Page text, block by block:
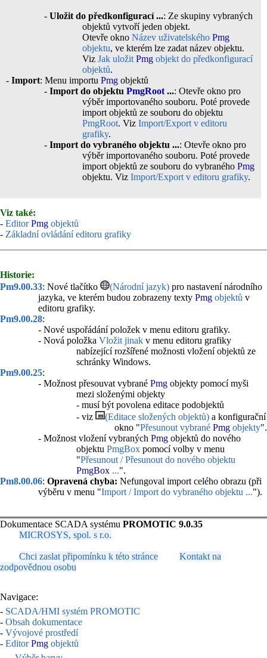
- Uložit do předkonfigurací ...: Ze skupiny vybraných
objektů vytvoří jeden objekt.
Otevře okno Název uživatelského Pmg
objektu, ve kterém lze zadat název objektu.
Viz Jak uložit Pmg objekt do předkonfigurací
objektů.
- Import: Menu importu Pmg objektů
- Import do objektu PmgRoot ...: Otevře okno pro
výběr importovaného souboru. Poté provede
import objektů ze souboru do objektu
PmgRoot. Viz Import/Export v editoru
grafiky.
- Import do vybraného objektu ...: Otevře okno pro
výběr importovaného souboru. Poté provede
import objektů ze souboru do vybraného Pmg
objektu. Viz Import/Export v editoru grafiky.
Viz také:
- EditorPmg objektů
- Základní ovládání editoru grafiky
Historie:
Pm9.00.33: Nové tlačítko (Národní jazyk) pro nastavení národního
jazyka, ve kterém budou zobrazeny texty Pmg objektů v
editoru grafiky.
Pm9.00.28:
- Nové uspořádání položek v menu editoru grafiky.
- Nová položka Vložit jinak v menu editoru grafiky
nabízející rozšířené možnosti vložení objektů ze
schránky Windows.
Pm9.00.25:
- Možnost přesouvat vybrané Pmg objekty pomocí myši
mezi složenými objekty
- musí být povolena editace podobjektů
- viz
(Editace složených objektů) a konfigurační
okno "Přesunout vybrané Pmg objekty".
- Možnost vložení vybraných Pmg objektů do nového
objektu PmgBox pomocí volby v menu
"Přesunout / Přesunout do nového objektu
PmgBox ...".
Pm8.00.06: Opravená chyba: Nefungoval import celého obrazu (při
výběru v menu "Import / Import do vybraného objektu ...").
Dokumentace SCADA systému PROMOTIC 9.0.35
MICROSYS, spol. s r.o.
Chci zaslat připomínku k této stránce
Kontakt na
zodpovědnou osobu
Navigace:
- SCADA/HMI systém PROMOTIC
- Obsah dokumentace
- Vývojové prostředí
- EditorPmg objektů